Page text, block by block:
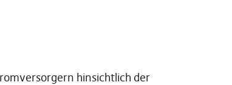
hinsichtlich der